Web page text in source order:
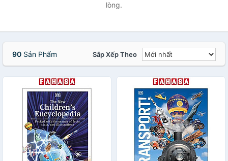
lòng.
90 Sản Phẩm Sắp Xếp Theo